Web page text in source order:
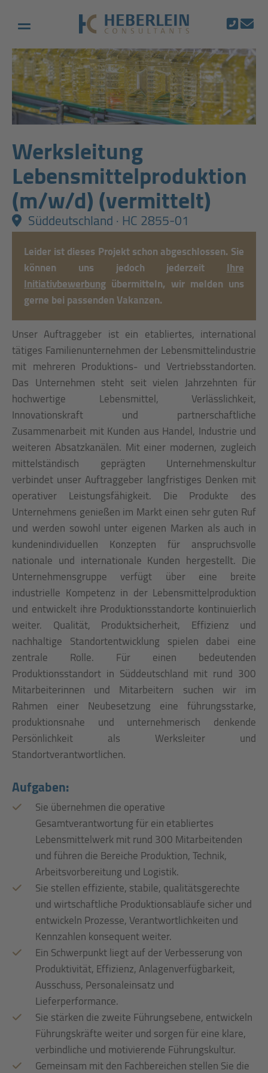
Werksleitung
Lebensmittelproduktion
(m/w/d) (vermittelt)
Süddeutschland · HC 2855-01
Leider ist dieses Projekt schon abgeschlossen. Sie
können uns jedoch jederzeit Ihre
Initiativbewerbung übermitteln, wir melden uns
gerne bei passenden Vakanzen.
Unser Auftraggeber ist ein etabliertes, international
tätiges Familienunternehmen der Lebensmittelindustrie
mit mehreren Produktions- und Vertriebsstandorten.
Das Unternehmen steht seit vielen Jahrzehnten für
hochwertige Lebensmittel, Verlässlichkeit,
Innovationskraft und partnerschaftliche
Zusammenarbeit mit Kunden aus Handel, Industrie und
weiteren Absatzkanälen. Mit einer modernen, zugleich
mittelständisch geprägten Unternehmenskultur
verbindet unser Auftraggeber langfristiges Denken mit
operativer Leistungsfähigkeit. Die Produkte des
Unternehmens genießen im Markt einen sehr guten Ruf
und werden sowohl unter eigenen Marken als auch in
kundenindividuellen Konzepten für anspruchsvolle
nationale und internationale Kunden hergestellt. Die
Unternehmensgruppe verfügt über eine breite
industrielle Kompetenz in der Lebensmittelproduktion
und entwickelt ihre Produktionsstandorte kontinuierlich
weiter. Qualität, Produktsicherheit, Effizienz und
nachhaltige Standortentwicklung spielen dabei eine
zentrale Rolle. Für einen bedeutenden
Produktionsstandort in Süddeutschland mit rund 300
Mitarbeiterinnen und Mitarbeitern suchen wir im
Rahmen einer Neubesetzung eine führungsstarke,
produktionsnahe und unternehmerisch denkende
Persönlichkeit als Werksleiter und
Standortverantwortlichen.
Aufgaben:
Sie übernehmen die operative
Gesamtverantwortung für ein etabliertes
Lebensmittelwerk mit rund 300 Mitarbeitenden
und führen die Bereiche Produktion, Technik,
Arbeitsvorbereitung und Logistik.
Sie stellen effiziente, stabile, qualitätsgerechte
und wirtschaftliche Produktionsabläufe sicher und
entwickeln Prozesse, Verantwortlichkeiten und
Kennzahlen konsequent weiter.
Ein Schwerpunkt liegt auf der Verbesserung von
Produktivität, Effizienz, Anlagenverfügbarkeit,
Ausschuss, Personaleinsatz und
Lieferperformance.
Sie stärken die zweite Führungsebene, entwickeln
Führungskräfte weiter und sorgen für eine klare,
verbindliche und motivierende Führungskultur.
Gemeinsam mit den Fachbereichen stellen Sie die